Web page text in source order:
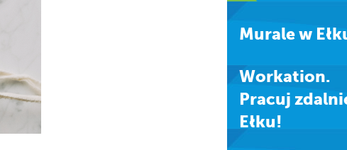
Murale w
Workation.
Pracuj
Ełku!